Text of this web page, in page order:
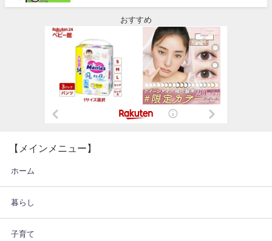
おすすめ
【メインメニュー】
ホーム
暮らし
子育て